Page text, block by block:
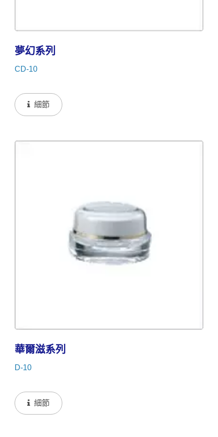
夢幻系列
CD-10
細節
華爾滋系列
D-10
細節